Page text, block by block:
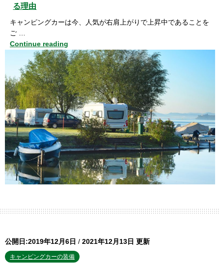
る理由
キャンピングカーは今、人気が右肩上がりで上昇中であることを
ご …
Continue reading
公開日:2019年12月6日 / 2021年12月13日 更新
キャンピングカーの装備